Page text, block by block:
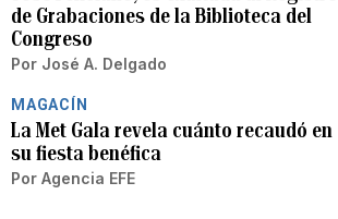
de Grabaciones de la Biblioteca del
Congreso
Por José A. Delgado
MAGACÍN
La Met Gala revela cuánto recaudó en
su fiesta benéfica
Por Agencia EFE